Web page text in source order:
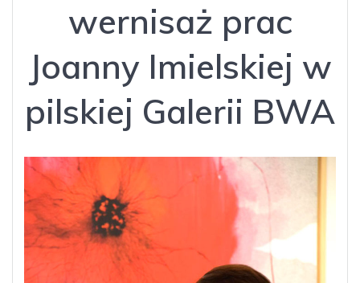
wernisaż prac
Joanny Imielskiej w
pilskiej Galerii BWA